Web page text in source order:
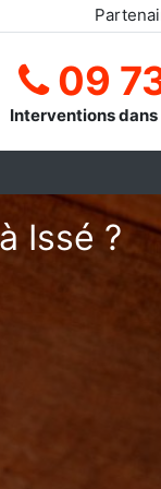
09
Interventions
Issé ?